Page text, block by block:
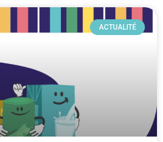
ACTUALITÉ